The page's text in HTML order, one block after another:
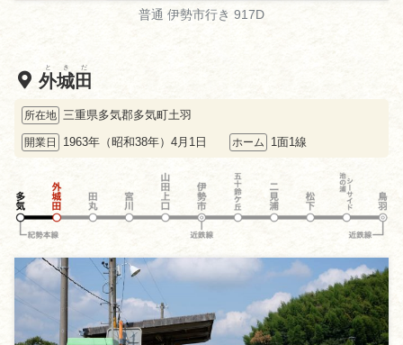
普通 伊勢市行き 917D
外城田
ときだ
所在地 三重県多気郡多気町土羽
開業日 1963年（昭和38年）4月1日 ホーム 1面1線